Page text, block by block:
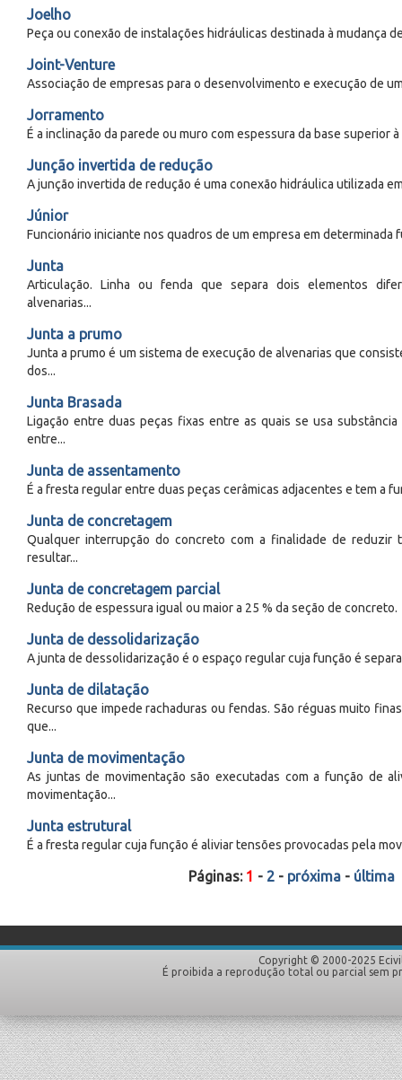
Joelho
Peça ou conexão de instalações hidráulicas destinada à mudança
Joint-Venture
Associação de empresas para o desenvolvimento e execução de
Jorramento
É a inclinação da parede ou muro com espessura da base superior
Junção invertida de redução
A junção invertida de redução é uma conexão hidráulica utilizada
Júnior
Funcionário iniciante nos quadros de um empresa em determinada
Junta
Articulação. Linha ou fenda que separa dois elementos
alvenarias...
Junta a prumo
Junta a prumo é um sistema de execução de alvenarias que
dos...
Junta Brasada
Ligação entre duas peças fixas entre as quais se usa
entre...
Junta de assentamento
É a fresta regular entre duas peças cerâmicas adjacentes e tem a
Junta de concretagem
Qualquer interrupção do concreto com a finalidade de reduzir
resultar...
Junta de concretagem parcial
Redução de espessura igual ou maior a 25 % da seção de concreto.
Junta de dessolidarização
A junta de dessolidarização é o espaço regular cuja função é
Junta de dilatação
Recurso que impede rachaduras ou fendas. São réguas muito
que...
Junta de movimentação
As juntas de movimentação são executadas com a função de
movimentação...
Junta estrutural
É a fresta regular cuja função é aliviar tensões provocadas pela
Páginas: 1 - 2 - próxima - última
Copyright © 2000-2025
É proibida a reprodução total ou parcial sem